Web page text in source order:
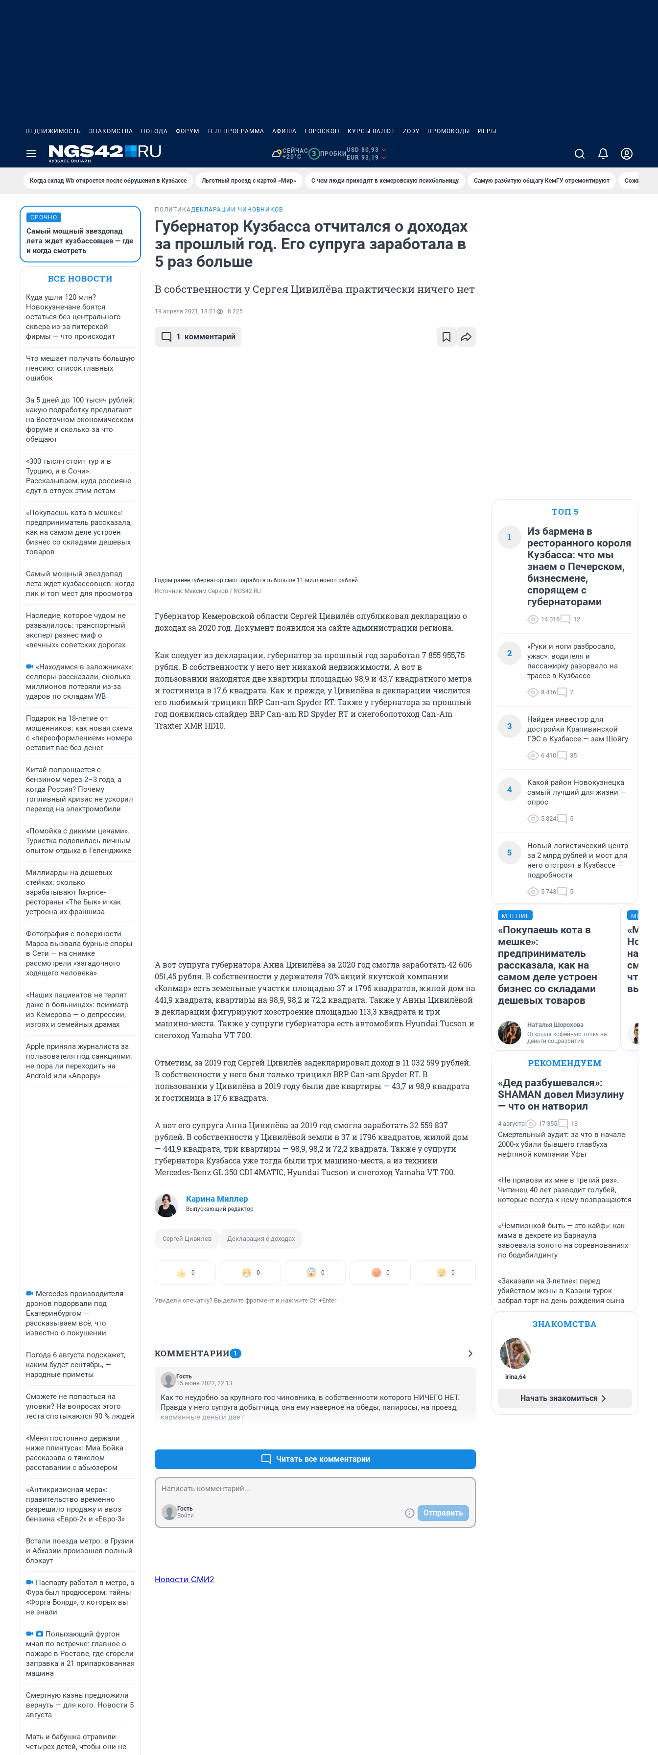
НЕДВИЖИМОСТЬ ЗНАКОМСТВА ПОГОДА ФОРУМ ТЕЛЕПРОГРАММА АФИША ГОРОСКОП КУРСЫ ВАЛЮТ ZODY ПРОМОКОДЫ ИГРЫ
СЕЙЧАС
+20°C
3 ПРОБКИ
USD 80,93
EUR 93,19
Когда склад Wb откроется после обрушения в Кузбассе Льготный проезд с картой «Мир» С чем люди приходят в кемеровскую психбольницу Самую разбитую общагу КемГУ отремонтируют
СРОЧНО
Самый мощный звездопад
лета ждет кузбассовцев — где
и когда смотреть
ВСЕ НОВОСТИ
Куда ушли 120 млн?
Новокузнечане боятся
остаться без центрального
сквера из-за питерской
фирмы — что происходит
Что мешает получать большую
пенсию: список главных
ошибок
За 5 дней до 100 тысяч рублей:
какую подработку предлагают
на Восточном экономическом
форуме и сколько за что
обещают
«300 тысяч стоит тур и в
Турцию, и в Сочи».
Рассказываем, куда россияне
едут в отпуск этим летом
«Покупаешь кота в мешке»:
предприниматель рассказала,
как на самом деле устроен
бизнес со складами дешевых
товаров
Самый мощный звездопад
лета ждет кузбассовцев: когда
пик и топ мест для просмотра
Наследие, которое чудом не
развалилось: транспортный
эксперт разнес миф о
«вечных» советских дорогах
«Находимся в заложниках»:
селлеры рассказали, сколько
миллионов потеряли из-за
ударов по складам WB
Подарок на 18-летие от
мошенников: как новая схема
с «переоформлением» номера
оставит вас без денег
Китай попрощается с
бензином через 2–3 года, а
когда Россия? Почему
топливный кризис не ускорил
переход на электромобили
«Помойка с дикими ценами».
Туристка поделилась личным
опытом отдыха в Геленджике
Миллиарды на дешевых
стейках: сколько
зарабатывают fix-price-
рестораны «The Бык» и как
устроена их франшиза
Фотография с поверхности
Марса вызвала бурные споры
в Сети — на снимке
рассмотрели «загадочного
ходящего человека»
«Наших пациентов не терпят
даже в больницах»: психиатр
из Кемерова — о депрессии,
изгоях и семейных драмах
Apple приняла журналиста за
пользователя под санкциями:
не пора ли переходить на
Android или «Аврору»
Mercedes производителя
дронов подорвали под
Екатеринбургом —
рассказываем всё, что
известно о покушении
Погода 6 августа подскажет,
каким будет сентябрь, —
народные приметы
Сможете не попасться на
уловки? На вопросах этого
теста спотыкаются 90 % людей
«Меня постоянно держали
ниже плинтуса»: Миа Бойка
рассказала о тяжелом
расставании с абьюзером
«Антикризисная мера»:
правительство временно
разрешило продажу и ввоз
бензина «Евро-2» и «Евро-3»
Встали поезда метро: в Грузии
и Абхазии произошел полный
блэкаут
Паспарту работал в метро, а
Фура был продюсером: тайны
«Форта Боярд», о которых вы
не знали
Полыхающий фургон
мчал по встречке: главное о
пожаре в Ростове, где сгорели
заправка и 21 припаркованная
машина
Смертную казнь предложили
вернуть — для кого. Новости 5
августа
Мать и бабушка отравили
четырех детей, чтобы они не
ПОЛИТИКАДЕКЛАРАЦИИ ЧИНОВНИКОВ
Губернатор Кузбасса отчитался о доходах
за прошлый год. Его супруга заработала в
5 раз больше
В собственности у Сергея Цивилёва практически ничего нет
19 апреля 2021, 18:21 8 225
1 комментарий
Годом ранее губернатор смог заработать больше 11 миллионов рублей
Источник: Максим Серков / NGS42.RU
Губернатор Кемеровской области Сергей Цивилёв опубликовал декларацию о
доходах за 2020 год. Документ появился на сайте администрации региона.
Как следует из декларации, губернатор за прошлый год заработал 7 855 955,75
рубля. В собственности у него нет никакой недвижимости. А вот в
пользовании находятся две квартиры площадью 98,9 и 43,7 квадратного метра
и гостиница в 17,6 квадрата. Как и прежде, у Цивилёва в декларации числится
его любимый трицикл BRP Can-am Spyder RT. Также у губернатора за прошлый
год появились спайдер BRP Can-am RD Spyder RT и снегоболотоход Can-Am
Traxter XMR HD10.
А вот супруга губернатора Анна Цивилёва за 2020 год смогла заработать 42 606
051,45 рубля. В собственности у держателя 70% акций якутской компании
«Колмар» есть земельные участки площадью 37 и 1796 квадратов, жилой дом на
441,9 квадрата, квартиры на 98,9, 98,2 и 72,2 квадрата. Также у Анны Цивилёвой
в декларации фигурируют хозстроение площадью 113,3 квадрата и три
машино-места. Также у супруги губернатора есть автомобиль Hyundai Tucson и
снегоход Yamaha VT 700.
Отметим, за 2019 год Сергей Цивилёв задекларировал доход в 11 032 599 рублей.
В собственности у него был только трицикл BRP Can-am Spyder RT. В
пользовании у Цивилёва в 2019 году были две квартиры — 43,7 и 98,9 квадрата
и гостиница в 17,6 квадрата.
А вот его супруга Анна Цивилёва за 2019 год смогла заработать 32 559 837
рублей. В собственности у Цивилёвой земли в 37 и 1796 квадратов, жилой дом
— 441,9 квадрата, три квартиры — 98,9, 98,2 и 72,2 квадрата. Также у супруги
губернатора Кузбасса уже тогда были три машино-места, а из техники
Mercedes-Benz GL 350 CDI 4MATIC, Hyundai Tucson и снегоход Yamaha VT 700.
Карина Миллер
Выпускающий редактор
Сергей Цивилев Декларация о доходах
0 0 0 0 0
Увидели опечатку? Выделите фрагмент и нажмите Ctrl+Enter
КОММЕНТАРИИ 1
Гость
15 июня 2022, 22:13
Как то неудобно за крупного гос чиновника, в собственности которого НИЧЕГО НЕТ.
Правда у него супруга добытчица, она ему наверное на обеды, папиросы, на проезд,
карманные деньги дает
Читать все комментарии
Гость
Войти
Отправить
Новости СМИ2
ТОП 5
1
Из бармена в
ресторанного короля
Кузбасса: что мы
знаем о Печерском,
бизнесмене,
спорящем с
губернаторами
14 016 12
2
«Руки и ноги разбросало,
ужас»: водителя и
пассажирку разорвало на
трассе в Кузбассе
8 416 7
3
Найден инвестор для
достройки Крапивинской
ГЭС в Кузбассе — зам Шойгу
6 410 35
4
Какой район Новокузнецка
самый лучший для жизни —
опрос
5 824 5
5
Новый логистический центр
за 2 млрд рублей и мост для
него отстроят в Кузбассе —
подробности
5 743 5
МНЕНИЕ
«Покупаешь кота в
мешке»:
предприниматель
рассказала, как на
самом деле устроен
бизнес со складами
дешевых товаров
Наталья Шорохова
Открыла кофейную точку на
деньги соцразвития
«Мы
РЕКОМЕНДУЕМ
«Дед разбушевался»:
SHAMAN довел Мизулину
— что он натворил
4 августа 17 355 13
Смертельный аудит: за что в начале
2000-х убили бывшего главбуха
нефтяной компании Уфы
«Не привози их мне в третий раз».
Читинец 40 лет разводит голубей,
которые всегда к нему возвращаются
«Чемпионкой быть — это кайф»: как
мама в декрете из Барнаула
завоевала золото на соревнованиях
по бодибилдингу
«Заказали на 3-летие»: перед
убийством жены в Казани турок
забрал торт на день рождения сына
ЗНАКОМСТВА
irina,64
Начать знакомиться